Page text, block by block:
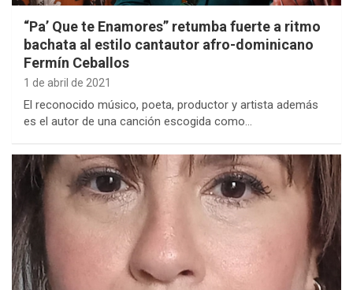
“Pa’ Que te Enamores” retumba fuerte a ritmo
bachata al estilo cantautor afro-dominicano
Fermín Ceballos
1 de abril de 2021
El reconocido músico, poeta, productor y artista además
es el autor de una canción escogida como…